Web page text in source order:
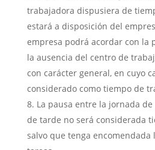
trabajadora dispusiera de
estará a disposición del
empresa podrá acordar con la
la ausencia del centro de
con carácter general, en cuyo
considerado como tiempo de
La pausa entre la jornada
de tarde no será considerada
salvo que tenga encomendada